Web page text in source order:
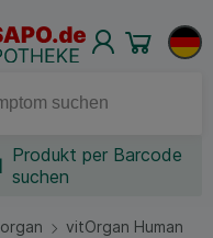
Produkt per Barcode
suchen
vitOrgan Human